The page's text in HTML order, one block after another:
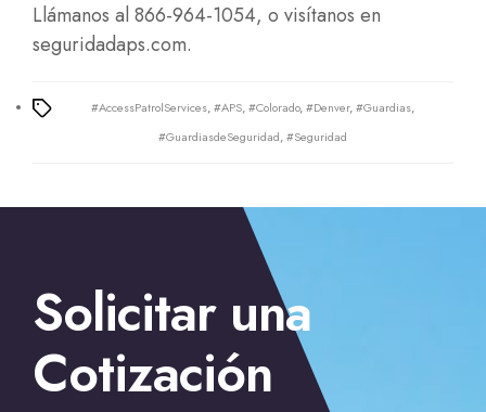
Llámanos al 866-964-1054, o visítanos en
seguridadaps.com.
Tags
#AccessPatrolServices,#APS,#Colorado,#Denver,#Guardias,
#GuardiasdeSeguridad,#Seguridad
Expertos en Seguridad para Negocios en California
Contrata la Mejor Empresa de Seguridad Privada en
California
Solicitar una
Cotización